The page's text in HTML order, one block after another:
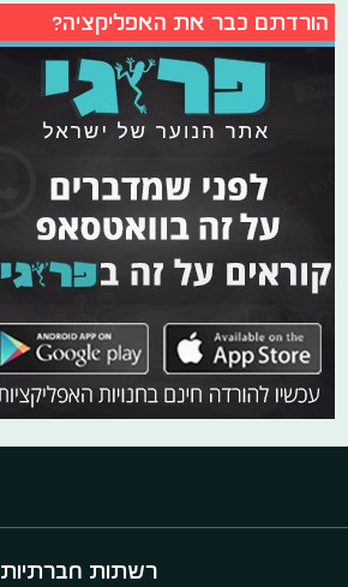
הורדתם כבר את האפליקציה?
רשתות חברתיות